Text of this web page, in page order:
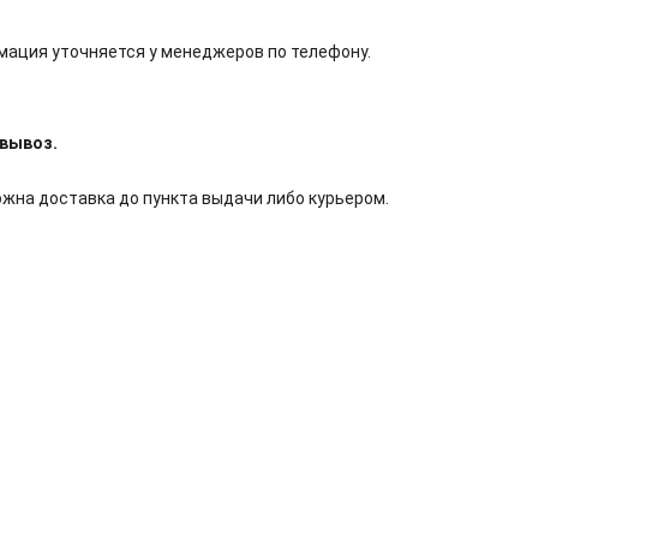
уточняется у менеджеров по телефону.
доставка до пункта выдачи либо курьером.